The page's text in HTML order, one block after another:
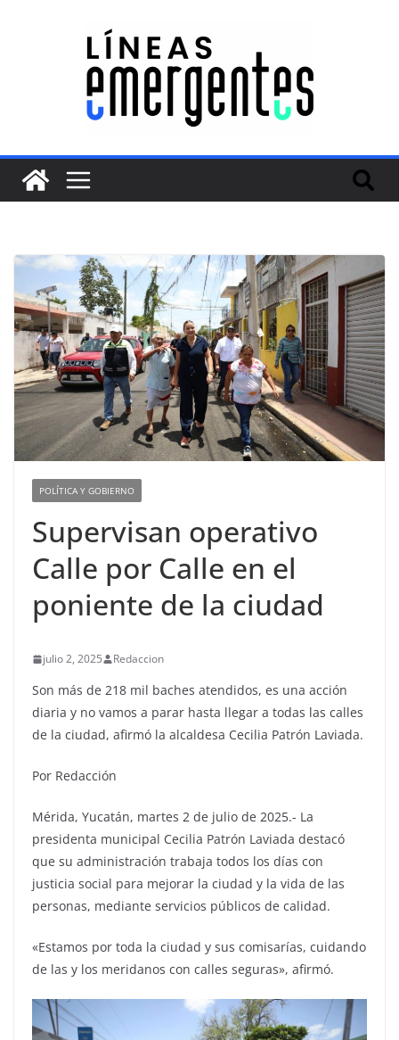
POLÍTICA Y GOBIERNO
Supervisan operativo
Calle por Calle en el
poniente de la ciudad
julio 2, 2025 Redaccion
Son más de 218 mil baches atendidos, es una acción
diaria y no vamos a parar hasta llegar a todas las calles
de la ciudad, afirmó la alcaldesa Cecilia Patrón Laviada.
Por Redacción
Mérida, Yucatán, martes 2 de julio de 2025.- La
presidenta municipal Cecilia Patrón Laviada destacó
que su administración trabaja todos los días con
justicia social para mejorar la ciudad y la vida de las
personas, mediante servicios públicos de calidad.
«Estamos por toda la ciudad y sus comisarías, cuidando
de las y los meridanos con calles seguras», afirmó.